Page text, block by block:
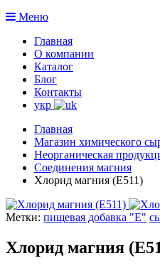
Меню
Главная
О компании
Каталог
Блог
Контакты
укр
Главная
Магазин химического
Неорганическая
Соединения магния
Хлорид магния (Е511)
Метки: пищевая добавка "Е"
Хлорид магния